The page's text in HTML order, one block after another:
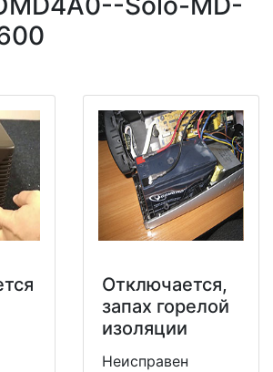
Отключается,
запах горелой
изоляции
Неисправен